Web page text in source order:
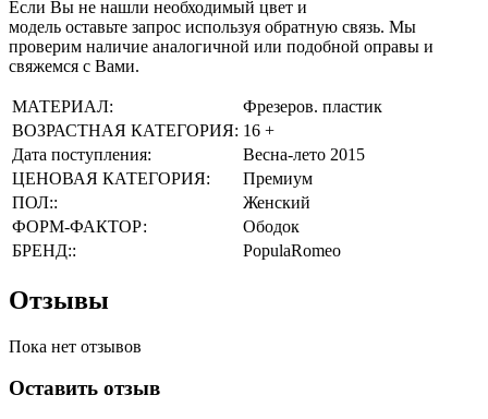
Если Вы не нашли необходимый цвет и
модель оставьте запрос используя обратную связь. Мы
проверим наличие аналогичной или подобной оправы и
свяжемся с Вами.
МАТЕРИАЛ:
Фрезеров. пластик
ВОЗРАСТНАЯ КАТЕГОРИЯ: 16 +
Дата поступления:
Весна-лето 2015
ЦЕНОВАЯ КАТЕГОРИЯ:
Премиум
ПОЛ::
Женский
ФОРМ-ФАКТОР:
Ободок
БРЕНД::
PopulaRomeo
Отзывы
Пока нет отзывов
Оставить отзыв